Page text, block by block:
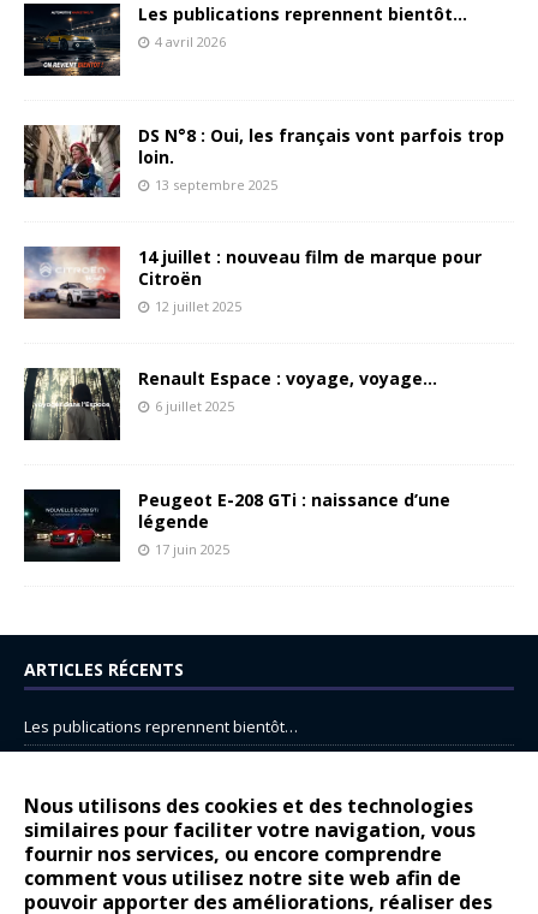
Nous utilisons des cookies et des technologies
similaires pour faciliter votre navigation, vous
fournir nos services, ou encore comprendre
comment vous utilisez notre site web afin de
pouvoir apporter des améliorations, réaliser des
Les publications reprennent bientôt…
4 avril 2026
DS N°8 : Oui, les français vont parfois trop
loin.
13 septembre 2025
14 juillet : nouveau film de marque pour
Citroën
12 juillet 2025
Renault Espace : voyage, voyage…
6 juillet 2025
Peugeot E-208 GTi : naissance d’une
légende
17 juin 2025
ARTICLES RÉCENTS
Les publications reprennent bientôt…
14 juillet : nouveau film de marque pour Citroën
Renault Espace : voyage, voyage…
Peugeot E-208 GTi : naissance d’une légende